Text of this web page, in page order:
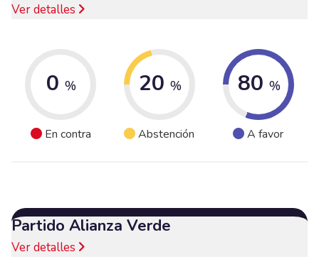
Ver detalles
0 %
En contra
20 %
Abstención
80 %
A favor
Partido Alianza Verde
Ver detalles